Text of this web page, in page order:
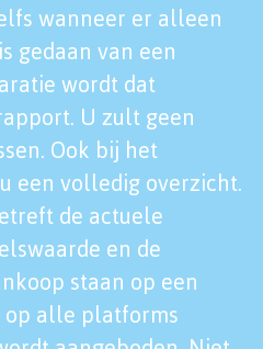
wanneer er alleen
gedaan van een
wordt dat
U zult geen
Ook bij het
een volledig overzicht.
de actuele
en de
staan op een
op alle platforms